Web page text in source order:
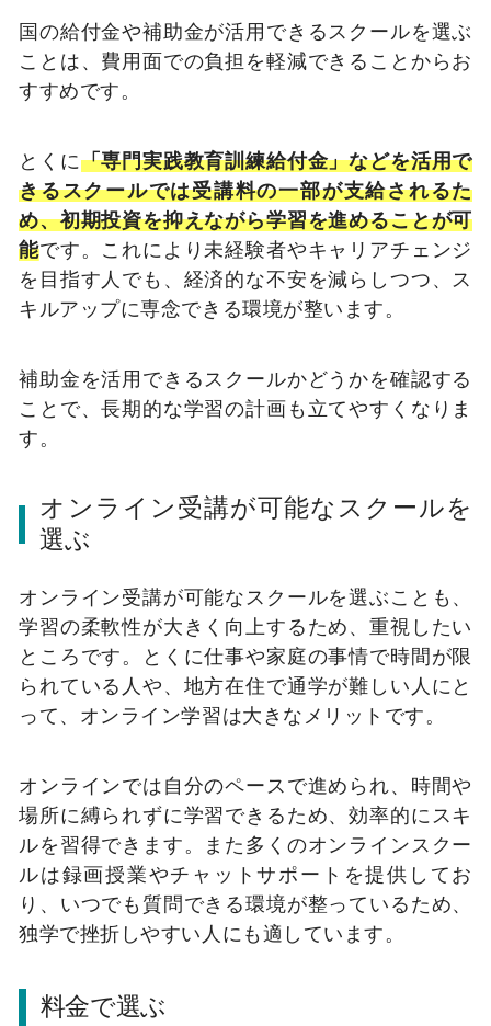
国の給付金や補助金が活用できるスクールを選ぶ
ことは、費用面での負担を軽減できることからお
すすめです。
とくに「専門実践教育訓練給付金」などを活用で
きるスクールでは受講料の一部が支給されるた
め、初期投資を抑えながら学習を進めることが可
能です。これにより未経験者やキャリアチェンジ
を目指す人でも、経済的な不安を減らしつつ、ス
キルアップに専念できる環境が整います。
補助金を活用できるスクールかどうかを確認する
ことで、長期的な学習の計画も立てやすくなりま
す。
オンライン受講が可能なスクールを
選ぶ
オンライン受講が可能なスクールを選ぶことも、
学習の柔軟性が大きく向上するため、重視したい
ところです。とくに仕事や家庭の事情で時間が限
られている人や、地方在住で通学が難しい人にと
って、オンライン学習は大きなメリットです。
オンラインでは自分のペースで進められ、時間や
場所に縛られずに学習できるため、効率的にスキ
ルを習得できます。また多くのオンラインスクー
ルは録画授業やチャットサポートを提供してお
り、いつでも質問できる環境が整っているため、
独学で挫折しやすい人にも適しています。
料金で選ぶ